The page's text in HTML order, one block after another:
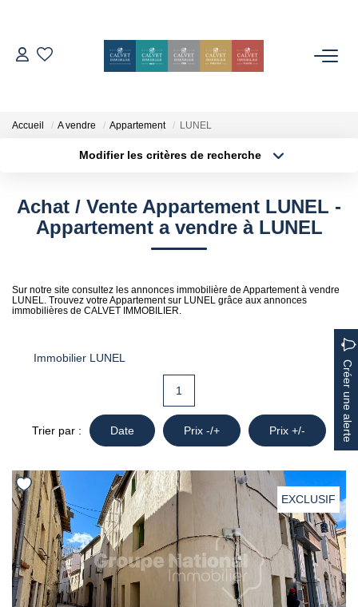
ESTIMER
Notre Équipe
Nos Actes
Accueil A vendre Appartement LUNEL
Modifier les critères de recherche
Surface min Budget max
Achat / Vente Appartement LUNEL -
Appartement a vendre à LUNEL
Sur notre site consultez les annonces immobilière de Appartement à vendre
LUNEL. Trouvez votre Appartement sur LUNEL grâce aux annonces
immobilières de CALVET IMMOBILIER.
Immobilier LUNEL
Créer une alerte
1
Trier par : Date Prix -/+ Prix +/-
EXCLUSIF